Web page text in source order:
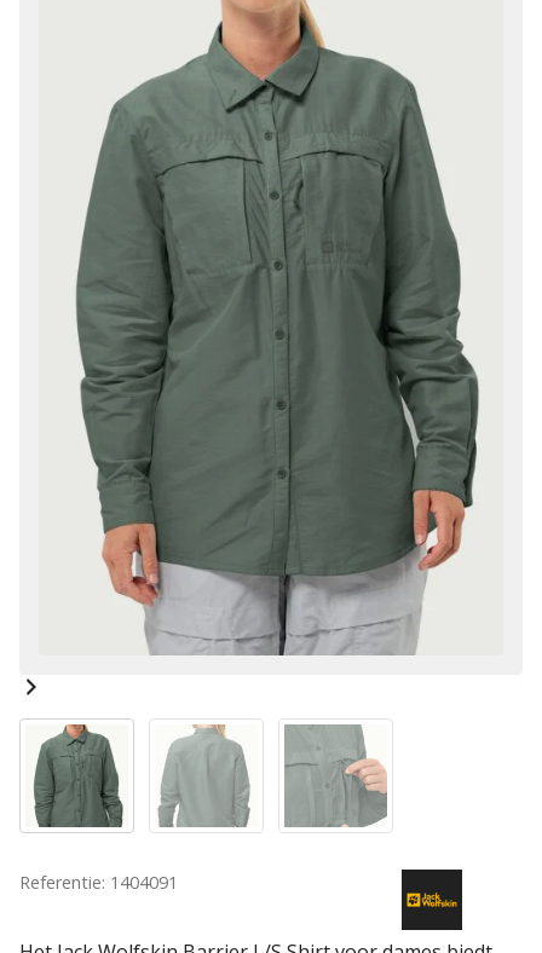
Referentie: 1404091